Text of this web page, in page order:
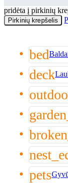
pridėta į pirkinių
Pirkinių krepšelis
bed
deck
pets